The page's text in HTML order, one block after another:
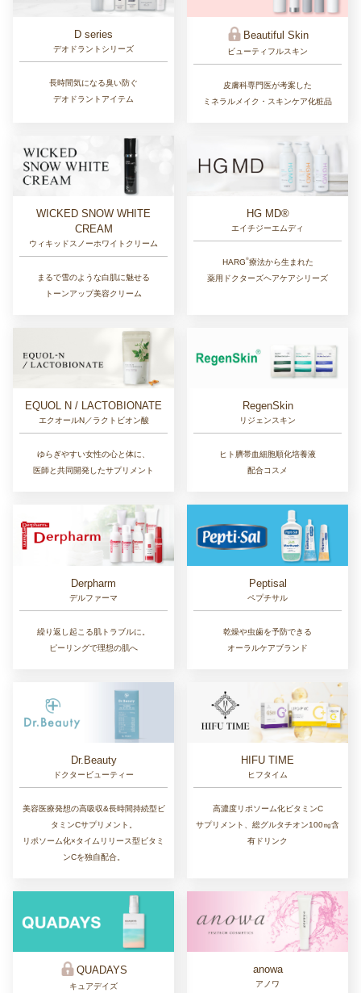
D series
デオドラントシリーズ
長時間気になる臭い防ぐ
デオドラントアイテム
Beautiful Skin
ビューティフルスキン
皮膚科専門医が考案した
ミネラルメイク・スキンケア化粧品
WICKED SNOW WHITE
CREAM
ウィキッドスノーホワイトクリーム
まるで雪のような白肌に魅せる
トーンアップ美容クリーム
HG MD®
エイチジーエムディ
HARG®︎療法から生まれた
薬用ドクターズヘアケアシリーズ
EQUOL N / LACTOBIONATE
エクオールN／ラクトビオン酸
ゆらぎやすい女性の心と体に、
医師と共同開発したサプリメント
RegenSkin
リジェンスキン
ヒト臍帯血細胞順化培養液
配合コスメ
Derpharm
デルファーマ
繰り返し起こる肌トラブルに。
ピーリングで理想の肌へ
Peptisal
ペプチサル
乾燥や虫歯を予防できる
オーラルケアブランド
Dr.Beauty
ドクタービューティー
美容医療発想の高吸収&長時間持続型ビ
タミンCサプリメント。
リポソーム化×タイムリリース型ビタミ
ンCを独自配合。
HIFU TIME
ヒフタイム
高濃度リポソーム化ビタミンC
サプリメント、総グルタチオン100㎎含
有ドリンク
QUADAYS
キュアデイズ
anowa
アノワ